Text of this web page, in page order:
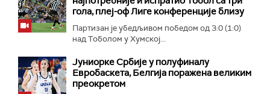
гола, плеј-оф Лиге конференције близу
Партизан је убедљивом победом од 3:0 (1:0)
над Тоболом у Хумској...
Јуниорке Србије у полуфиналу
Евробаскета, Белгија поражена великим
преокретом